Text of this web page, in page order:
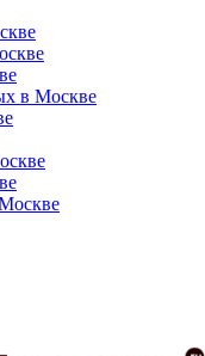
в Москве